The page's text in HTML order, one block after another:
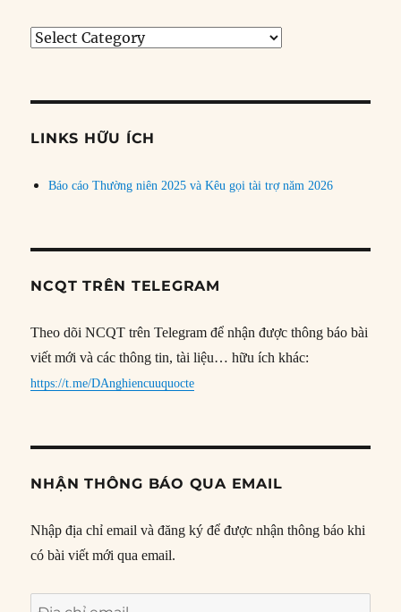
Tìm
đề
LINKS HỮU ÍCH
Báo cáo Thường niên 2025 và Kêu gọi tài trợ năm 2026
NCQT TRÊN TELEGRAM
Theo dõi NCQT trên Telegram để nhận được thông báo bài
viết mới và các thông tin, tài liệu… hữu ích khác:
https://t.me/DAnghiencuuquocte
NHẬN THÔNG BÁO QUA EMAIL
Nhập địa chỉ email và đăng ký để được nhận thông báo khi
có bài viết mới qua email.
Địa